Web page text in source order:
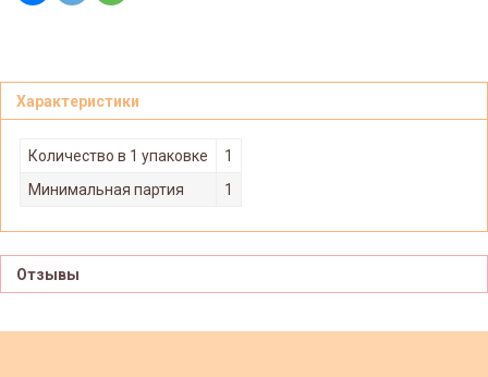
Характеристики
Количество в 1 упаковке
1
Минимальная партия
1
Отзывы